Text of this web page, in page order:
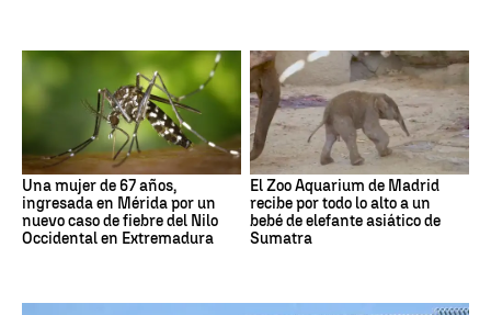
Una mujer de 67 años,
ingresada en Mérida por un
nuevo caso de fiebre del Nilo
Occidental en Extremadura
El Zoo Aquarium de Madrid
recibe por todo lo alto a un
bebé de elefante asiático de
Sumatra